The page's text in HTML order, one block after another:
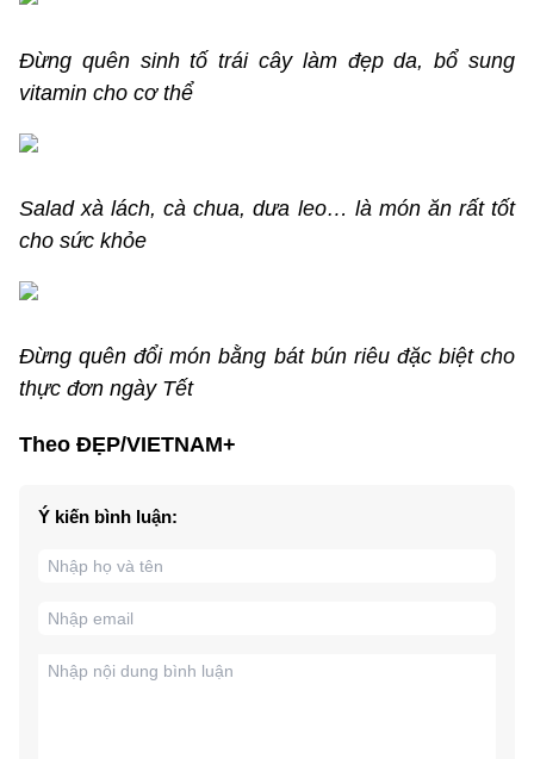
Đừng quên sinh tố trái cây làm đẹp da, bổ sung
vitamin cho cơ thể
Salad xà lách, cà chua, dưa leo… là món ăn rất tốt
cho sức khỏe
Đừng quên đổi món bằng bát bún riêu đặc biệt cho
thực đơn ngày Tết
Theo ĐẸP/VIETNAM+
Ý kiến bình luận: